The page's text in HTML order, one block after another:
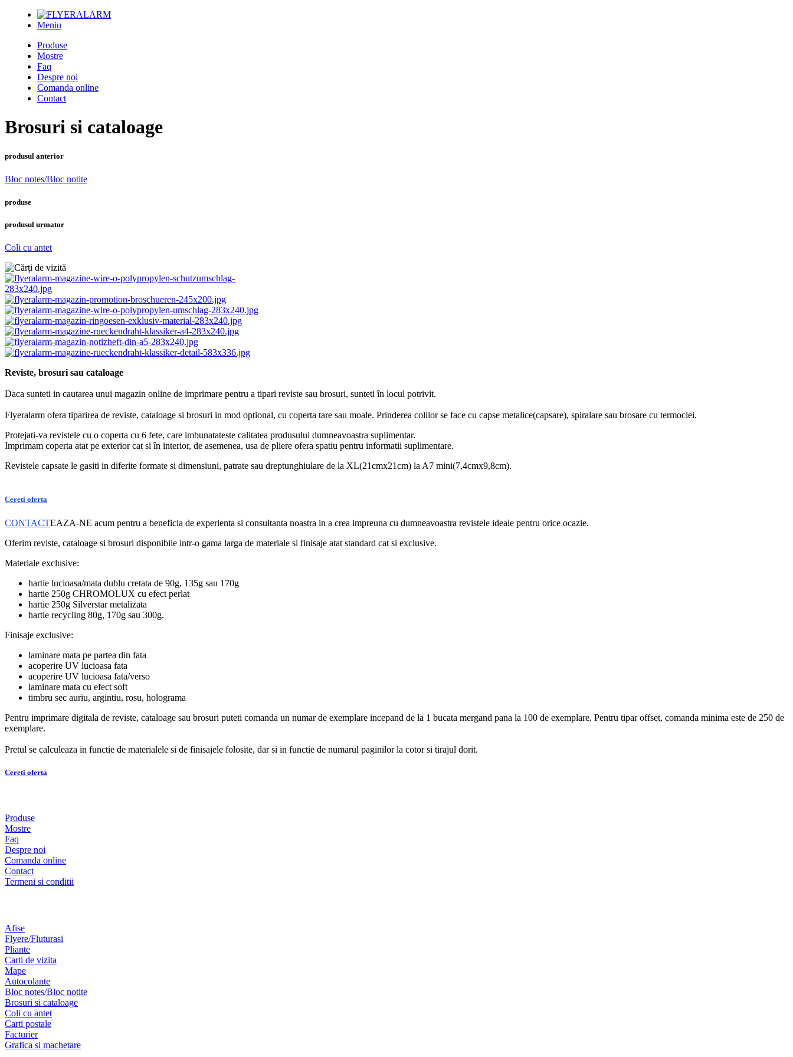
Meniu
Produse
Mostre
Faq
Despre noi
Comanda online
Contact
Brosuri si cataloage
produsul anterior
Bloc notes/Bloc notite
produse
produsul urmator
Coli cu antet
Reviste, brosuri sau cataloage
Daca sunteti in cautarea unui magazin online de imprimare pentru a tipari reviste sau brosuri, sunteti în locul potrivit.
Flyeralarm ofera tiparirea de reviste, cataloage si brosuri in mod optional, cu coperta tare sau moale. Prinderea colilor se face cu capse metalice(capsare), spiralare sau brosare cu termoclei.
Protejati-va revistele cu o coperta cu 6 fete, care imbunatateste calitatea produsului dumneavoastra suplimentar.
Imprimam coperta atat pe exterior cat si în interior, de asemenea, usa de pliere ofera spatiu pentru informatii suplimentare.
Revistele capsate le gasiti in diferite formate si dimensiuni, patrate sau dreptunghiulare de la XL(21cmx21cm) la A7 mini(7,4cmx9,8cm).
Cereti oferta
CONTACTEAZA-NE acum pentru a beneficia de experienta si consultanta noastra in a crea impreuna cu dumneavoastra revistele ideale pentru orice ocazie.
Oferim reviste, cataloage si brosuri disponibile intr-o gama larga de materiale si finisaje atat standard cat si exclusive.
Materiale exclusive:
hartie lucioasa/mata dublu cretata de 90g, 135g sau 170g
hartie 250g CHROMOLUX cu efect perlat
hartie 250g Silverstar metalizata
hartie recycling 80g, 170g sau 300g.
Finisaje exclusive:
laminare mata pe partea din fata
acoperire UV lucioasa fata
acoperire UV lucioasa fata/verso
laminare mata cu efect soft
timbru sec auriu, argintiu, rosu, holograma
Pentru imprimare digitala de reviste, cataloage sau brosuri puteti comanda un numar de exemplare incepand de la 1 bucata mergand pana la 100 de exemplare. Pentru tipar offset, comanda minima este de 250 de
exemplare.
Pretul se calculeaza in functie de materialele si de finisajele folosite, dar si in functie de numarul paginilor la cotor si tirajul dorit.
Cereti oferta
Produse
Mostre
Faq
Despre noi
Comanda online
Contact
Termeni si conditii
Afise
Flyere/Fluturasi
Pliante
Carti de vizita
Mape
Autocolante
Bloc notes/Bloc notite
Brosuri si cataloage
Coli cu antet
Carti postale
Facturier
Grafica si machetare